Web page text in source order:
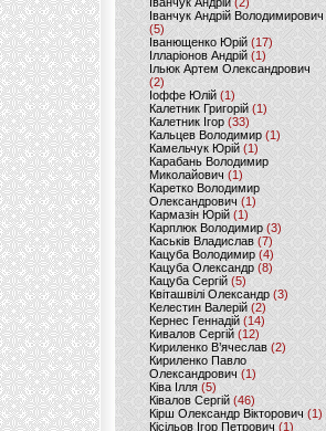
Іванчук Андрій Володимирович
(5)
Іванющенко Юрій (17)
Ілларіонов Андрій (1)
Ільюк Артем Олександрович
(2)
Іоффе Юлій (1)
Калетник Григорій(1)
Калетник Ігор (33)
Кальцев Володимир(1)
Камельчук Юрій (1)
Карабань Володимир
Миколайович (1)
Каретко Володимир
Олександрович (1)
Кармазін Юрій(1)
Карплюк Володимир(3)
Каськів Владислав (7)
Кацуба Володимир (4)
Кацуба Олександр (8)
Кацуба Сергій (5)
Квіташвілі Олександр(3)
Келестин Валерій(2)
Кернес Геннадій (14)
Кивалов Сергій (12)
Кириленко В’ячеслав (2)
Кириленко Павло
Олександрович (1)
Ківа Ілля (5)
Ківалов Сергій(46)
Кірш Олександр Вікторович (1)
Кісільов Ігор Петрович (1)